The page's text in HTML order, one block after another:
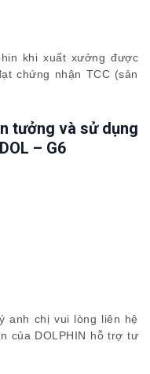
khi xuất xưởng được
chứng nhận TCC (sản
tưởng và sử dụng
– G6
anh chị vui lòng liên hệ
của DOLPHIN hỗ trợ tư